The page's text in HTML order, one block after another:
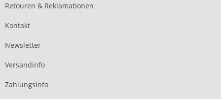
Retouren & Reklamationen
Kontakt
Newsletter
Versandinfo
Zahlungsinfo